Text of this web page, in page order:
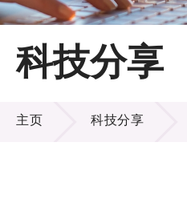
主页
关于LSCM
技术商品化
科技分享
科技分享
主页 科技分享